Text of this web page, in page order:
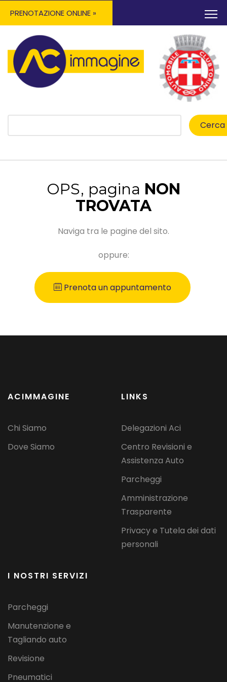
PRENOTAZIONE ONLINE »
Cerca
OPS, pagina NON
TROVATA
Naviga tra le pagine del sito.
oppure:
Prenota un appuntamento
ACIMMAGINE
Chi Siamo
Dove Siamo
LINKS
Delegazioni Aci
Centro Revisioni e
Assistenza Auto
Parcheggi
Amministrazione
Trasparente
Privacy e Tutela dei dati
personali
I NOSTRI SERVIZI
Parcheggi
Manutenzione e
Tagliando auto
Revisione
Pneumatici